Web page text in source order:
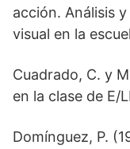
acción. Análisis
visual en la
Cuadrado, C. y
en la clase de E/
Domínguez, P.